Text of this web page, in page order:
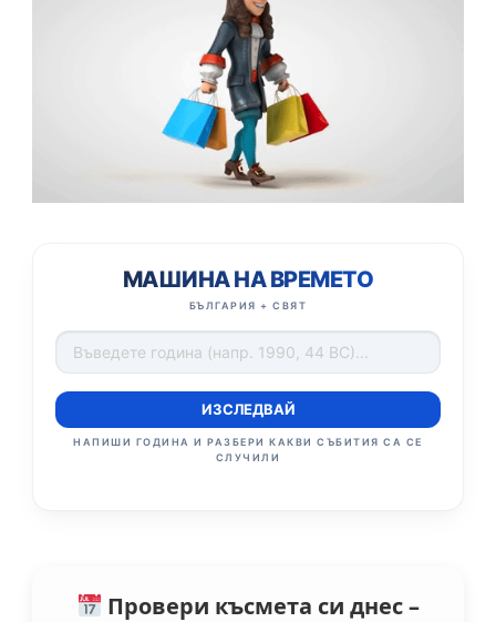
МАШИНА НА ВРЕМЕТО
БЪЛГАРИЯ + СВЯТ
ИЗСЛЕДВАЙ
НАПИШИ ГОДИНА И РАЗБЕРИ КАКВИ СЪБИТИЯ СА СЕ
СЛУЧИЛИ
Провери късмета си днес –